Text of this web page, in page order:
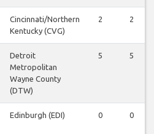
Cincinnati/Northern
Kentucky (CVG)
2 2
Detroit
Metropolitan
Wayne County
(DTW)
5 5
Edinburgh (EDI) 0 0